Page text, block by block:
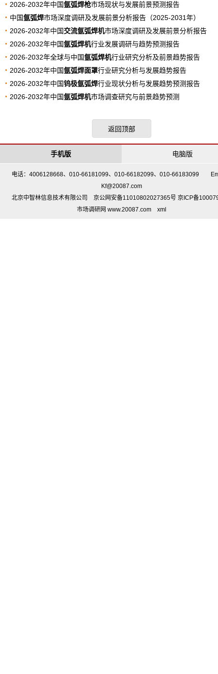
2026-2032年中国氩弧焊枪市场现状与发展前景预测报告
中国氩弧焊市场深度调研及发展前景分析报告（2025-2031年）
2026-2032年中国交流氩弧焊机市场深度调研及发展前景分析报告
2026-2032年中国氩弧焊机行业发展调研与趋势预测报告
2026-2032年全球与中国氩弧焊机行业研究分析及前景趋势报告
2026-2032年中国氩弧焊面罩行业研究分析与发展趋势报告
2026-2032年中国钨极氩弧焊行业现状分析与发展趋势预测报告
2026-2032年中国氩弧焊机市场调查研究与前景趋势预测
返回顶部
电脑版
手机版
电话：4006128668、010-66181099、010-66182099、010-66183099
Kf@20087.com
北京中智林信息技术有限公司 京公网安备11010802027365号 京ICP备
市场调研网 www.20087.com
xml